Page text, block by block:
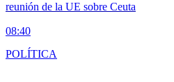
reunión de la UE sobre Ceuta
08:40
POLÍTICA